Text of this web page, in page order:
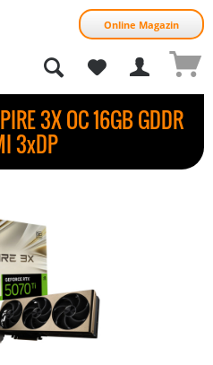
Online Magazin
3X OC 16GB GDDR
3xDP